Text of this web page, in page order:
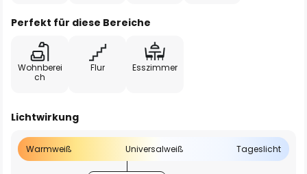
Perfekt für diese Bereiche
Wohnberei
ch
Flur Esszimmer
Lichtwirkung
Warmweiß Universalweiß Tageslicht